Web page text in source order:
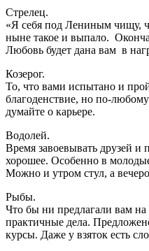
Стрелец.
«Я себя под Лениным чищу,
ныне такое и выпало.
Любовь будет дана вам в
Козерог.
То, что вами испытано и
благоденствие, но по-
думайте о карьере.
Водолей.
Время завоевывать друзей и
хорошее. Особенно в
Можно и утром стул, а
Рыбы.
Что бы ни предлагали вам на
практичные дела.
курсы. Даже у взяток есть